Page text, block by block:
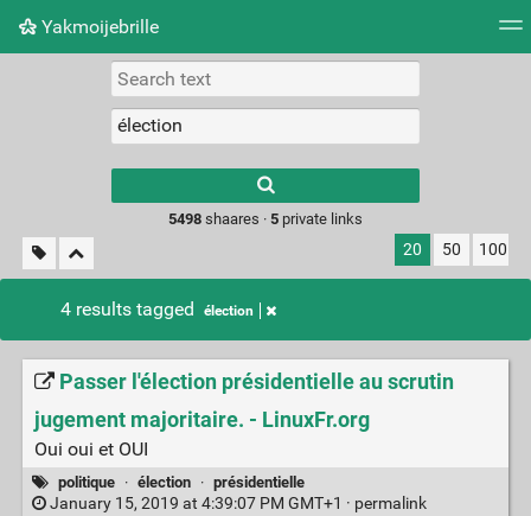
Yakmoijebrille
Picture wall
results.
5498shaares · 5private links
20 50 100
4 results tagged élection
Passer l'élection présidentielle au scrutin
jugement majoritaire. - LinuxFr.org
Oui oui et OUI
politique · élection · présidentielle
January 15, 2019 at 4:39:07 PM GMT+1 · permalink